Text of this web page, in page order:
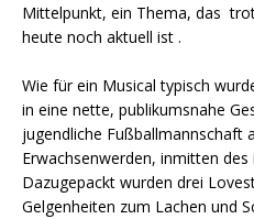
Mittelpunkt, ein Thema, das
heute noch aktuell ist .
Wie für ein Musical typisch
in eine nette, publikumsnahe
jugendliche Fußballmannschaft
Erwachsenwerden, inmitten des
Dazugepackt wurden drei
Gelgenheiten zum Lachen und